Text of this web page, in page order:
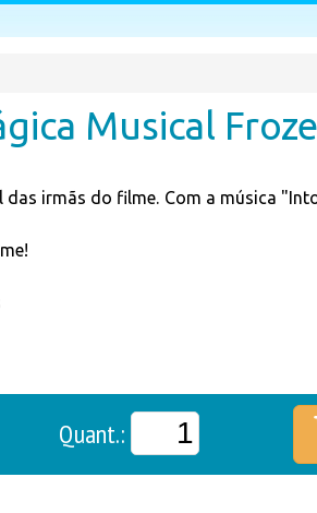
Musical
das irmãs do filme. Com a música
Quant.: